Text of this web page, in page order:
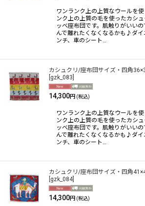
ワンランク上の上質なウールを
ンク上の上質の毛を使ったカシ
ッベ座布団です。肌触りがいい
んで離れたくなくなるかも♪ダイ
ンチ、車のシート…
カシュクリ/座布団サイズ・四角
gzk_083
14,300円 (税込)
ワンランク上の上質なウールを
ンク上の上質の毛を使ったカシ
ッベ座布団です。肌触りがいい
んで離れたくなくなるかも♪ダイ
ンチ、車のシート…
カシュクリ/座布団サイズ・四角
gzk_084]
14,300円 (税込)